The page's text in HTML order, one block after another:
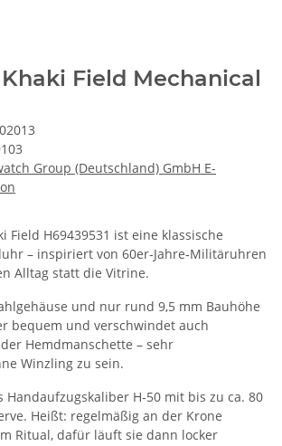
Field Mechanical
Group (Deutschland) GmbH E-
Field H69439531 ist eine klassische
– inspiriert von 60er‑Jahre‑Militäruhren
Alltag statt die Vitrine.
und nur rund 9,5 mm Bauhöhe
bequem und verschwindet auch
Hemdmanschette – sehr
Winzling zu sein.
H‑50 mit bis zu ca. 80
Heißt: regelmäßig an der Krone
Ritual, dafür läuft sie dann locker